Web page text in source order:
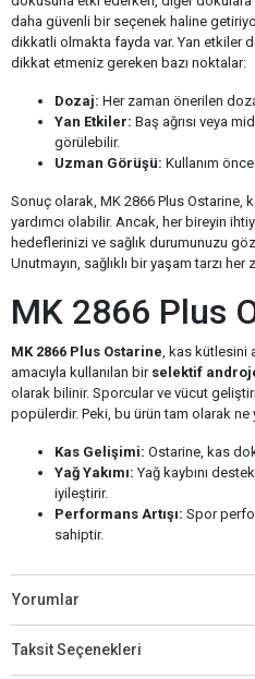
daha güvenli bir seçenek haline
dikkatli olmakta fayda var. Yan etkiler
dikkat etmeniz gereken bazı noktalar:
Dozaj: Her zaman önerilen
Yan Etkiler: Baş ağrısı veya
görülebilir.
Uzman Görüşü: Kullanım
Sonuç olarak, MK 2866 Plus Ostarine,
yardımcı olabilir. Ancak, her bireyin
hedeflerinizi ve sağlık durumunuzu göz
Unutmayın, sağlıklı bir yaşam tarzı her
MK 2866 Plus
MK 2866 Plus Ostarine , kas kütlesini
amacıyla kullanılan bir selektif
olarak bilinir. Sporcular ve vücut
popülerdir. Peki, bu ürün tam olarak
Kas Gelişimi: Ostarine, kas
Yağ Yakımı: Yağ kaybını
iyileştirir.
Performans Artışı: Spor
sahiptir.
Yorumlar
Taksit Seçenekleri